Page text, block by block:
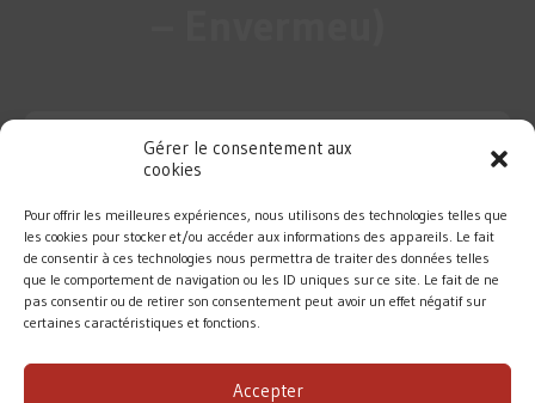
Gérer le consentement aux
cookies
Pour offrir les meilleures expériences, nous utilisons des technologies telles que
les cookies pour stocker et/ou accéder aux informations des appareils. Le fait
de consentir à ces technologies nous permettra de traiter des données telles
que le comportement de navigation ou les ID uniques sur ce site. Le fait de ne
pas consentir ou de retirer son consentement peut avoir un effet négatif sur
certaines caractéristiques et fonctions.
Accepter
DIOCÈSE DE ROUEN